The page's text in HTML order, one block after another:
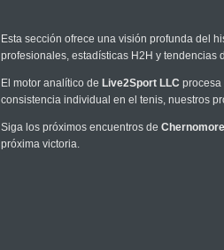
Esta sección ofrece una visión profunda del
profesionales, estadísticas H2H y tendencias
El motor analítico de Live2Sport LLC procesa
consistencia individual en el tenis, nuestros
Siga los próximos encuentros de
próxima victoria.